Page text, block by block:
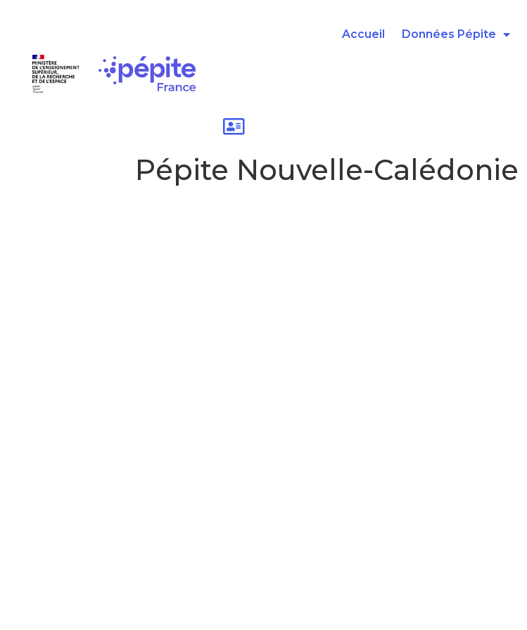
Accueil Données Pépite
Pépite Nouvelle-Calédonie